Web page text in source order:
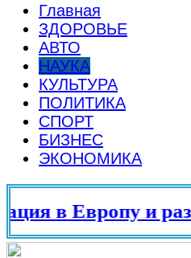
Главная
ЗДОРОВЬЕ
АВТО
НАУКА
КУЛЬТУРА
ПОЛИТИКА
СПОРТ
БИЗНЕС
ЭКОНОМИКА
в Европу и